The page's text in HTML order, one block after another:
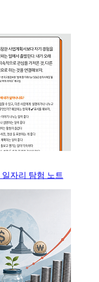
일자리 탐험 노트